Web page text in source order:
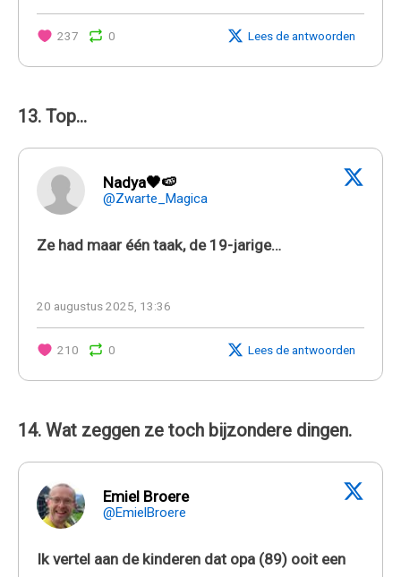
237 0 Lees de antwoorden
13. Top...
Nadya🖤🍉
@Zwarte_Magica
Ze had maar één taak, de 19-jarige…
20 augustus 2025, 13:36
210 0 Lees de antwoorden
14. Wat zeggen ze toch bijzondere dingen.
Emiel Broere
@EmielBroere
Ik vertel aan de kinderen dat opa (89) ooit een